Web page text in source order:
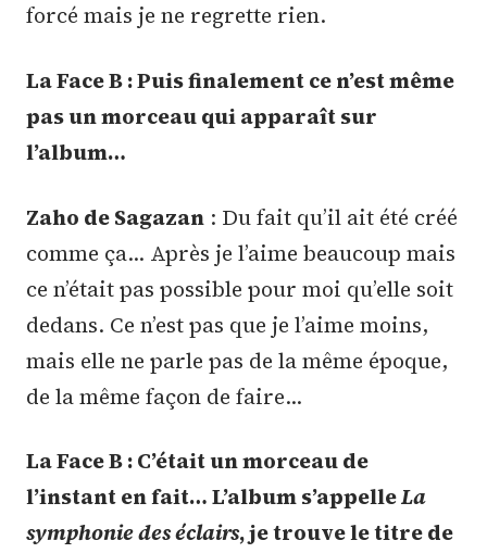
forcé mais je ne regrette rien.
La Face B : Puis finalement ce n’est même
pas un morceau qui apparaît sur
l’album…
Zaho de Sagazan : Du fait qu’il ait été créé
comme ça… Après je l’aime beaucoup mais
ce n’était pas possible pour moi qu’elle soit
dedans. Ce n’est pas que je l’aime moins,
mais elle ne parle pas de la même époque,
de la même façon de faire…
La Face B : C’était un morceau de
l’instant en fait… L’album s’appelleLa
symphonie des éclairs, je trouve le titre de